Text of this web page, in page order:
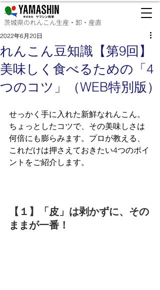
茨城県のれんこん生産・卸・産直
れんこん豆知識【第9回】
美味しく食べるための「4
つのコツ」（WEB特別版）
2022年6月20日
せっかく手に入れた新鮮なれんこん。
ちょっとしたコツで、その美味しさは
何倍にも膨らみます。プロが教える、
これだけは押さえておきたい4つのポイ
ントをご紹介します。
【１】「皮」は剥かずに、その
ままが一番！